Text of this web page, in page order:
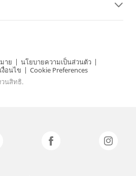
าย | นโยบายความเป็นส่วนตัว |
อนไข | Cookie Preferences
วนสิทธิ.